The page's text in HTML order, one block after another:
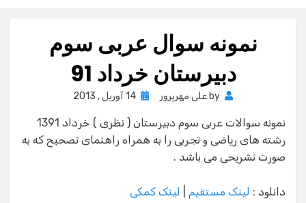
نمونه سوال عربی سوم
دبیرستان خرداد 91
by علی مهرپرور
Posted
14 آوریل , 2013
نمونه سوالات عربی سوم دبیرستان ( نظری ) خرداد 1391
رشته های ریاضی و تجربی را به همراه راهنمای تصحیح که به
صورت تشریحی می باشد .
دانلود : لینک مستقیم لینک کمکی